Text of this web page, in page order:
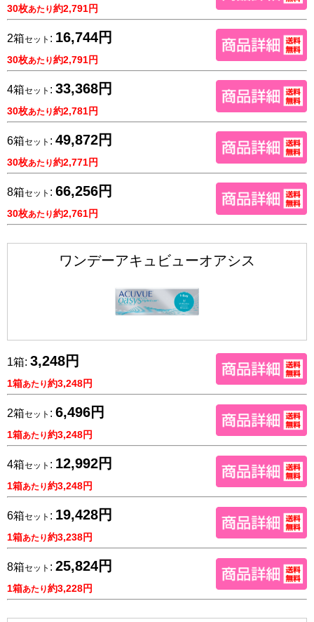
30枚あたり約2,791円
2箱セット : 16,744円
30枚あたり約2,791円
4箱セット : 33,368円
30枚あたり約2,781円
6箱セット : 49,872円
30枚あたり約2,771円
8箱セット : 66,256円
30枚あたり約2,761円
ワンデーアキュビューオアシス
1箱: 3,248円
1箱あたり約3,248円
2箱セット : 6,496円
1箱あたり約3,248円
4箱セット : 12,992円
1箱あたり約3,248円
6箱セット : 19,428円
1箱あたり約3,238円
8箱セット : 25,824円
1箱あたり約3,228円